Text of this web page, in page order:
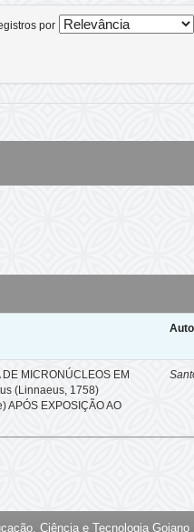
por
MICRONÚCLEOS EM
(Linnaeus, 1758)
APÓS EXPOSIÇÃO AO
Ciência e Tecnologia Goiano